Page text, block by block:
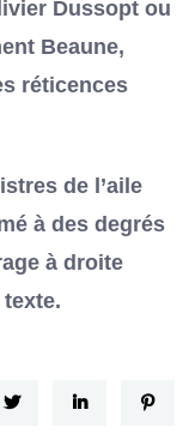
Dussopt ou
Beaune,
réticences
de l’aile
à des degrés
à droite